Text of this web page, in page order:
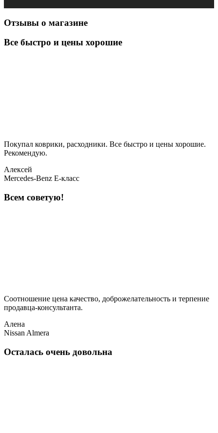
Отзывы о магазине
Все быстро и цены хорошие
Покупал коврики, расходники. Все быстро и цены хорошие.
Рекомендую.
Алексей
Mercedes-Benz E-класс
Всем советую!
Соотношение цена качество, доброжелательность и терпение
продавца-консультанта.
Алена
Nissan Almera
Осталась очень довольна